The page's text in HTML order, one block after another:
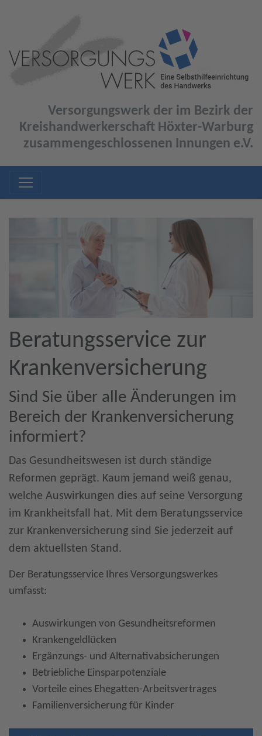
Versorgungswerk der im Bezirk der
Kreishandwerkerschaft Höxter-Warburg
zusammengeschlossenen Innungen e.V.
Beratungsservice zur
Krankenversicherung
Sind Sie über alle Änderungen im
Bereich der Krankenversicherung
informiert?
Das Gesundheitswesen ist durch ständige
Reformen geprägt. Kaum jemand weiß genau,
welche Auswirkungen dies auf seine Versorgung
im Krankheitsfall hat. Mit dem Beratungsservice
zur Krankenversicherung sind Sie jederzeit auf
dem aktuellsten Stand.
Der Beratungsservice Ihres Versorgungswerkes
umfasst:
Auswirkungen von Gesundheitsreformen
Krankengeldlücken
Ergänzungs- und Alternativabsicherungen
Betriebliche Einsparpotenziale
Vorteile eines Ehegatten-Arbeitsvertrages
Familienversicherung für Kinder